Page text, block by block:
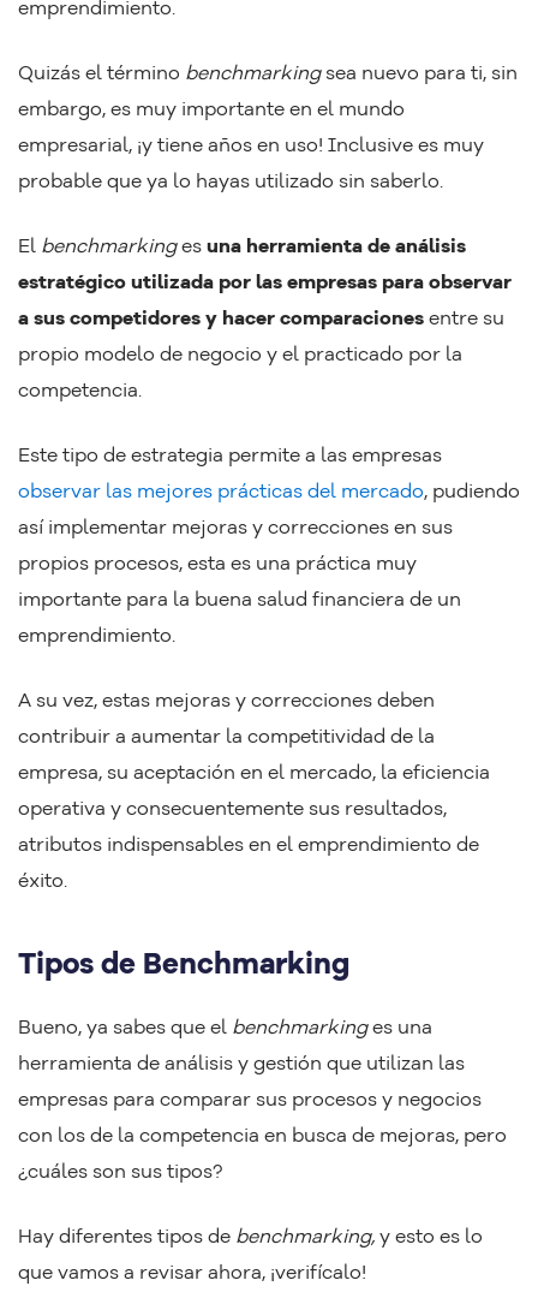
emprendimiento.
Quizás el término benchmarking sea nuevo para ti, sin
embargo, es muy importante en el mundo
empresarial, ¡y tiene años en uso! Inclusive es muy
probable que ya lo hayas utilizado sin saberlo.
El benchmarkinges una herramienta de análisis
estratégico utilizada por las empresas para observar
a sus competidores y hacer comparaciones entre su
propio modelo de negocio y el practicado por la
competencia.
Este tipo de estrategia permite a las empresas
observar las mejores prácticas del mercado, pudiendo
así implementar mejoras y correcciones en sus
propios procesos, esta es una práctica muy
importante para la buena salud financiera de un
emprendimiento.
A su vez, estas mejoras y correcciones deben
contribuir a aumentar la competitividad de la
empresa, su aceptación en el mercado, la eficiencia
operativa y consecuentemente sus resultados,
atributos indispensables en el emprendimiento de
éxito.
Tipos de Benchmarking
Bueno, ya sabes que el benchmarkinges una
herramienta de análisis y gestión que utilizan las
empresas para comparar sus procesos y negocios
con los de la competencia en busca de mejoras, pero
¿cuáles son sus tipos?
Hay diferentes tipos de benchmarking, y esto es lo
que vamos a revisar ahora, ¡verifícalo!